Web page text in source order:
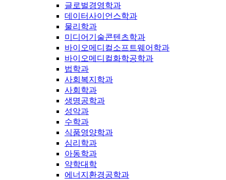
글로벌경영학과
데이터사이언스학과
물리학과
미디어기술콘텐츠학과
바이오메디컬소프트웨어학과
바이오메디컬화학공학과
법학과
사회복지학과
사회학과
생명공학과
성악과
수학과
식품영양학과
심리학과
아동학과
약학대학
에너지환경공학과